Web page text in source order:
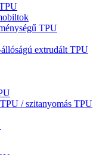
TPU
extrudált TPU
/ szitanyomás TPU